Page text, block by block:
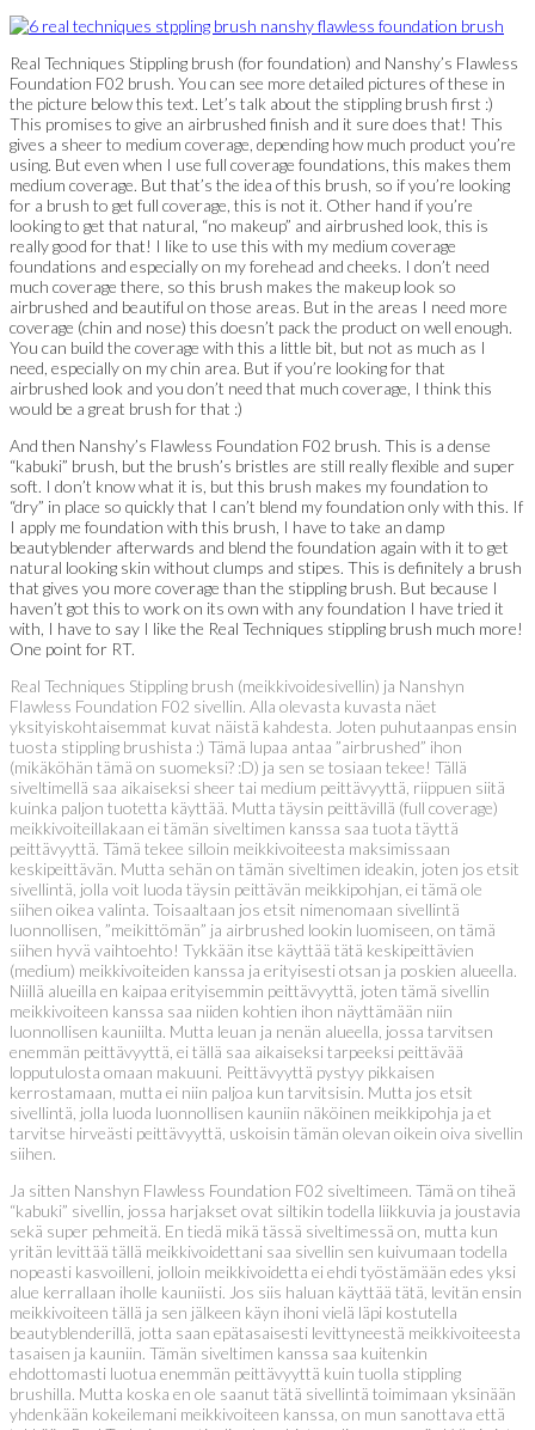
Real Techniques Stippling brush (for foundation) and Nanshy’s Flawless
Foundation F02 brush. You can see more detailed pictures of these in
the picture below this text. Let’s talk about the stippling brush first :)
This promises to give an airbrushed finish and it sure does that! This
gives a sheer to medium coverage, depending how much product you’re
using. But even when I use full coverage foundations, this makes them
medium coverage. But that’s the idea of this brush, so if you’re looking
for a brush to get full coverage, this is not it. Other hand if you’re
looking to get that natural, “no makeup” and airbrushed look, this is
really good for that! I like to use this with my medium coverage
foundations and especially on my forehead and cheeks. I don’t need
much coverage there, so this brush makes the makeup look so
airbrushed and beautiful on those areas. But in the areas I need more
coverage (chin and nose) this doesn’t pack the product on well enough.
You can build the coverage with this a little bit, but not as much as I
need, especially on my chin area. But if you’re looking for that
airbrushed look and you don’t need that much coverage, I think this
would be a great brush for that :)
And then Nanshy’s Flawless Foundation F02 brush. This is a dense
“kabuki” brush, but the brush’s bristles are still really flexible and super
soft. I don’t know what it is, but this brush makes my foundation to
“dry” in place so quickly that I can’t blend my foundation only with this. If
I apply me foundation with this brush, I have to take an damp
beautyblender afterwards and blend the foundation again with it to get
natural looking skin without clumps and stipes. This is definitely a brush
that gives you more coverage than the stippling brush. But because I
haven’t got this to work on its own with any foundation I have tried it
with, I have to say I like the Real Techniques stippling brush much more!
One point for RT.
Real Techniques Stippling brush (meikkivoidesivellin) ja Nanshyn
Flawless Foundation F02 sivellin. Alla olevasta kuvasta näet
yksityiskohtaisemmat kuvat näistä kahdesta. Joten puhutaanpas ensin
tuosta stippling brushista :) Tämä lupaa antaa ”airbrushed” ihon
(mikäköhän tämä on suomeksi? :D) ja sen se tosiaan tekee! Tällä
siveltimellä saa aikaiseksi sheer tai medium peittävyyttä, riippuen siitä
kuinka paljon tuotetta käyttää. Mutta täysin peittävillä (full coverage)
meikkivoiteillakaan ei tämän siveltimen kanssa saa tuota täyttä
peittävyyttä. Tämä tekee silloin meikkivoiteesta maksimissaan
keskipeittävän. Mutta sehän on tämän siveltimen ideakin, joten jos etsit
sivellintä, jolla voit luoda täysin peittävän meikkipohjan, ei tämä ole
siihen oikea valinta. Toisaaltaan jos etsit nimenomaan sivellintä
luonnollisen, ”meikittömän” ja airbrushed lookin luomiseen, on tämä
siihen hyvä vaihtoehto! Tykkään itse käyttää tätä keskipeittävien
(medium) meikkivoiteiden kanssa ja erityisesti otsan ja poskien alueella.
Niillä alueilla en kaipaa erityisemmin peittävyyttä, joten tämä sivellin
meikkivoiteen kanssa saa niiden kohtien ihon näyttämään niin
luonnollisen kauniilta. Mutta leuan ja nenän alueella, jossa tarvitsen
enemmän peittävyyttä, ei tällä saa aikaiseksi tarpeeksi peittävää
lopputulosta omaan makuuni. Peittävyyttä pystyy pikkaisen
kerrostamaan, mutta ei niin paljoa kun tarvitsisin. Mutta jos etsit
sivellintä, jolla luoda luonnollisen kauniin näköinen meikkipohja ja et
tarvitse hirveästi peittävyyttä, uskoisin tämän olevan oikein oiva sivellin
siihen.
Ja sitten Nanshyn Flawless Foundation F02 siveltimeen. Tämä on tiheä
“kabuki” sivellin, jossa harjakset ovat siltikin todella liikkuvia ja joustavia
sekä super pehmeitä. En tiedä mikä tässä siveltimessä on, mutta kun
yritän levittää tällä meikkivoidettani saa sivellin sen kuivumaan todella
nopeasti kasvoilleni, jolloin meikkivoidetta ei ehdi työstämään edes yksi
alue kerrallaan iholle kauniisti. Jos siis haluan käyttää tätä, levitän ensin
meikkivoiteen tällä ja sen jälkeen käyn ihoni vielä läpi kostutella
beautyblenderillä, jotta saan epätasaisesti levittyneestä meikkivoiteesta
tasaisen ja kauniin. Tämän siveltimen kanssa saa kuitenkin
ehdottomasti luotua enemmän peittävyyttä kuin tuolla stippling
brushilla. Mutta koska en ole saanut tätä sivellintä toimimaan yksinään
yhdenkään kokeilemani meikkivoiteen kanssa, on mun sanottava että